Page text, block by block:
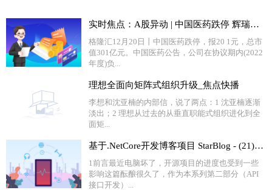
实时焦点：A股异动 | 中国医药跌停 辉瑞新冠药销售规模占公司前三季营收比未到1.5%
格隆汇12月20日丨中国医药跌停，报20 1元，总市
值301亿元。中国医药公告，公司在协议期内(2022
年度)负...
理想全面向矩阵式组织升级_焦点快播
​李想和沈亚楠的内部信，说了两点：1 沈亚楠逐渐
淡出；2 理想从过去的从垂直职能式组织进化到全
面矩...
基于.NetCore开发博客项目 StarBlog - (21) 开始开发RESTFul接口 环球速读
1前言最近电脑坏了，开源项目的进度也受到一些
影响这篇酝酿很久了，作为本系列第二部分（API
接口开发）...